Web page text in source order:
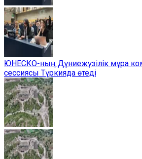
ЮНЕСКО-ның Дүниежүзілік мұра
сессиясы Түркияда өтеді